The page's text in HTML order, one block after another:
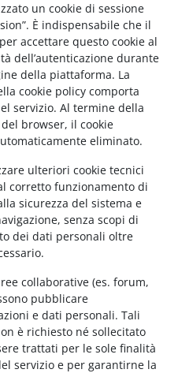
un cookie di sessione
È indispensabile che il
accettare questo cookie al
dell’autenticazione durante
della piattaforma. La
cookie policy comporta
servizio. Al termine della
browser, il cookie
eliminato.
ulteriori cookie tecnici
corretto funzionamento di
sicurezza del sistema e
senza scopi di
dei dati personali oltre
collaborative (es. forum,
pubblicare
e dati personali. Tali
è richiesto né sollecitato
trattati per le sole finalità
servizio e per garantirne la